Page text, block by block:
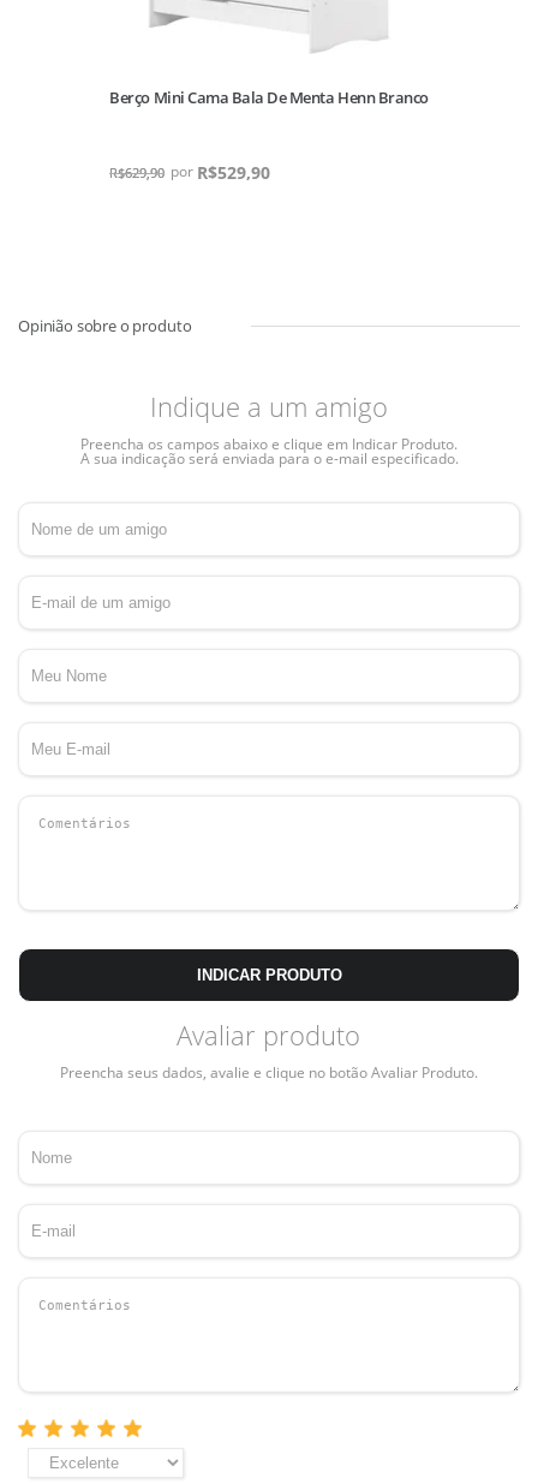
Berço Mini Cama Bala De Menta Henn Branco
R$629,90 R$529,90
Indique a um amigo
Preencha os campos abaixo e clique em Indicar Produto.
A sua indicação será enviada para o e-mail especificado.
INDICAR PRODUTO
Avaliar produto
Preencha seus dados, avalie e clique no botão Avaliar Produto.